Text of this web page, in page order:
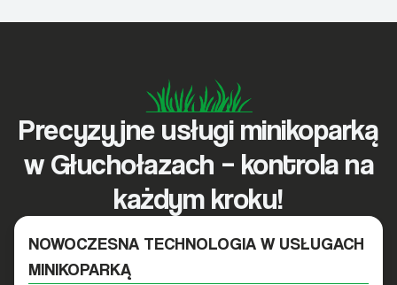
Precyzyjne usługi minikoparką
w Głuchołazach – kontrola na
każdym kroku!
NOWOCZESNA TECHNOLOGIA W USŁUGACH
MINIKOPARKĄ